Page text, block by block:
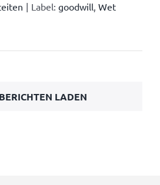
| Label: goodwill, Wet
LADEN